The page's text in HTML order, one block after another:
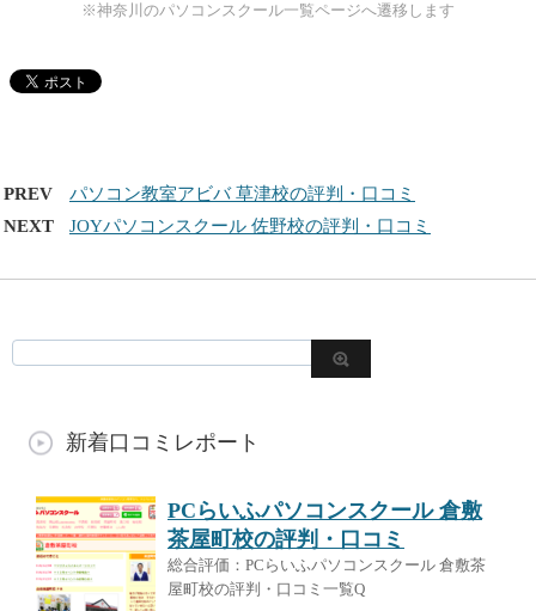
※神奈川のパソコンスクール一覧ページへ遷移します
PREV
パソコン教室アビバ 草津校の評判・口コミ
NEXT
JOYパソコンスクール 佐野校の評判・口コミ
新着口コミレポート
PCらいふパソコンスクール 倉敷
茶屋町校の評判・口コミ
総合評価：PCらいふパソコンスクール 倉敷茶
屋町校の評判・口コミ一覧Q